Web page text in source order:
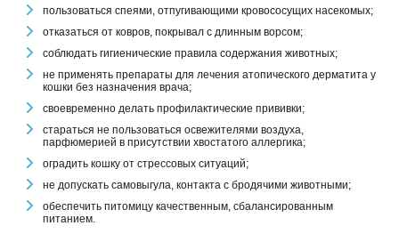
пользоваться спеями, отпугивающими кровососущих насекомых;
отказаться от ковров, покрывал с длинным ворсом;
соблюдать гигиенические правила содержания животных;
не применять препараты для лечения атопического дерматита у
кошки без назначения врача;
своевременно делать профилактические прививки;
стараться не пользоваться освежителями воздуха,
парфюмерией в присутствии хвостатого аллергика;
оградить кошку от стрессовых ситуаций;
не допускать самовыгула, контакта с бродячими животными;
обеспечить питомицу качественным, сбалансированным
питанием.